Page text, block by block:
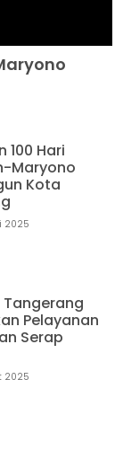
100 Hari
Maryono
Kota
2025
Pelayanan
Serap
2025